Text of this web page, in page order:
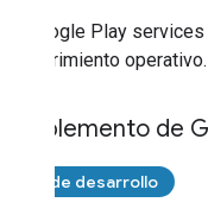
Google Play services
descubrimiento operativo.
Complemento de
Fase de desarrollo